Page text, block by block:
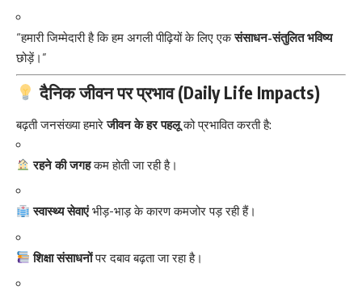
“हमारी जिम्मेदारी है कि हम अगली पीढ़ियों के लिए एकसंसाधन-संतुलित भविष्य
छोड़ें।”
दैनिक जीवन पर प्रभाव (Daily Life Impacts)
बढ़ती जनसंख्या हमारेजीवन के हर पहलूको प्रभावित करती है:
रहने की जगहकम होती जा रही है।
स्वास्थ्य सेवाएंभीड़-भाड़ के कारण कमजोर पड़ रही हैं।
शिक्षा संसाधनोंपर दबाव बढ़ता जा रहा है।